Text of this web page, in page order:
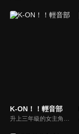
K-ON！！輕音部
升上三年級的女主角們，面臨只剩下梓喵一個人，一個人的話輕音部會被廢社，所以輕音部的成員們積極為了梓喵而開始找尋新成員，並且完成目標——到他們所說的 "武道館"，也因為這些原因，精采的K-ON開始了